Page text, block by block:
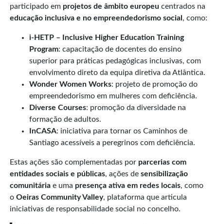
participado em projetos de âmbito europeu centrados na
educação inclusiva e no empreendedorismo social , como:
i-HETP – Inclusive Higher Education Training
Program: capacitação de docentes do ensino
superior para práticas pedagógicas inclusivas, com
envolvimento direto da equipa diretiva da Atlântica.
Wonder Women Works: projeto de promoção do
empreendedorismo em mulheres com deficiência.
Diverse Courses: promoção da diversidade na
formação de adultos.
InCASA: iniciativa para tornar os Caminhos de
Santiago acessíveis a peregrinos com deficiência.
Estas ações são complementadas por parcerias com
entidades sociais e públicas, ações de sensibilização
comunitária e uma presença ativa em redes locais, como
o Oeiras Community Valley, plataforma que articula
iniciativas de responsabilidade social no concelho.